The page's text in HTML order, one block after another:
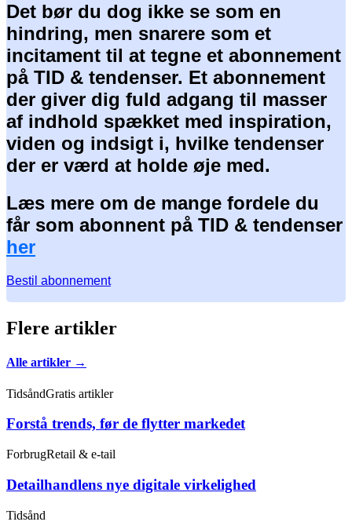
Det bør du dog ikke se som en
hindring, men snarere som et
incitament til at tegne et abonnement
på TID & tendenser. Et abonnement
der giver dig fuld adgang til masser
af indhold spækket med inspiration,
viden og indsigt i, hvilke tendenser
der er værd at holde øje med.
Læs mere om de mange fordele du
får som abonnent på TID & tendenser
her
Bestil abonnement
Flere artikler
Alle artikler →
TidsåndGratis artikler
Forstå trends, før de flytter markedet
ForbrugRetail & e-tail
Detailhandlens nye digitale virkelighed
Tidsånd